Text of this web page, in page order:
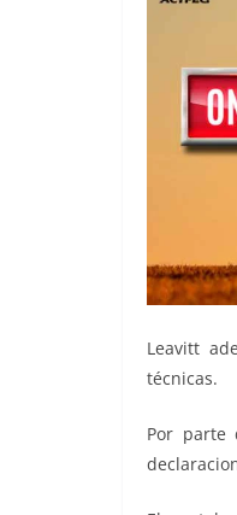
Leavitt
técnicas.
Por parte